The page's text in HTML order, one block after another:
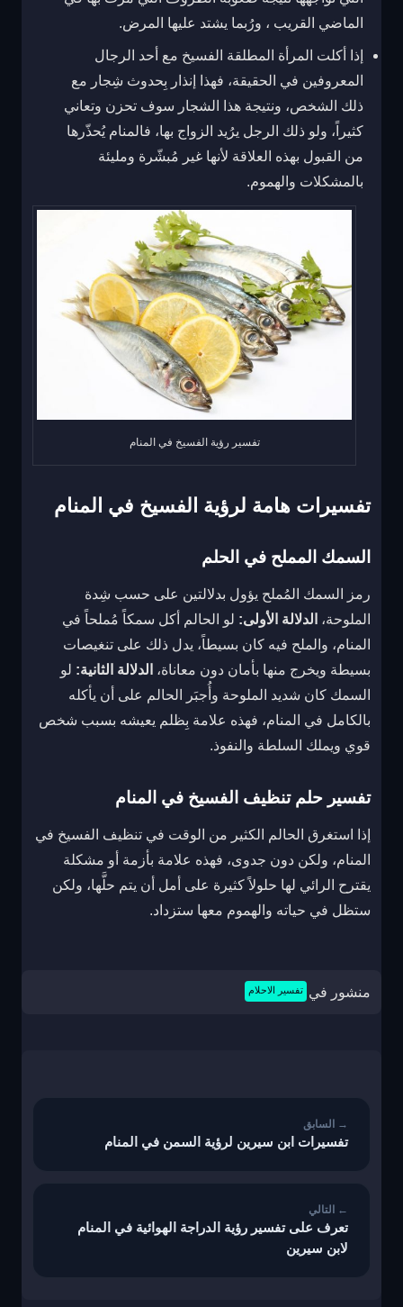
الماضي القريب ، ورُبما يشتد عليها المرض.
إذا أكلت المرأة المطلقة الفسيخ مع أحد الرجال
المعروفين في الحقيقة، فهذا إنذار بِحدوث شِجار مع
ذلك الشخص، ونتيجة هذا الشجار سوف تحزن وتعاني
كثيراً، ولو ذلك الرجل يرُيد الزواج بها، فالمنام يُحذّرها
من القبول بهذه العلاقة لأنها غير مُبشّرة ومليئة
بالمشكلات والهموم.
تفسير رؤية الفسيخ في المنام
تفسيرات هامة لرؤية الفسيخ في المنام
السمك المملح في الحلم
رمز السمك المُملح يؤول بدلالتين على حسب شِدة
الملوحة، الدلالة الأولى: لو الحالم أكل سمكاً مُملحاً في
المنام، والملح فيه كان بسيطاً، يدل ذلك على تنغيصات
بسيطة ويخرج منها بأمان دون معاناة، الدلالة الثانية: لو
السمك كان شديد الملوحة وأُجبَر الحالم على أن يأكله
بالكامل في المنام، فهذه علامة بِظلم يعيشه بسبب شخص
قوي ويملك السلطة والنفوذ.
تفسير حلم تنظيف الفسيخ في المنام
إذا استغرق الحالم الكثير من الوقت في تنظيف الفسيخ في
المنام، ولكن دون جدوى، فهذه علامة بأزمة أو مشكلة
يقترح الرائي لها حلولاً كثيرة على أمل أن يتم حلَّها، ولكن
ستظل في حياته والهموم معها ستزداد.
منشور في تفسير الاحلام
تفسيرات ابن سيرين لرؤية السمن في المنام
تعرف على تفسير رؤية الدراجة الهوائية في المنام
لابن سيرين